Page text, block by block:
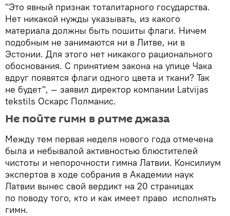
"Это явный признак тоталитарного государства.
Нет никакой нужды указывать, из какого
материала должны быть пошиты флаги. Ничем
подобным не занимаются ни в Литве, ни в
Эстонии. Для этого нет никакого рационального
обоснования. С принятием закона на улице Чака
вдруг появятся флаги одного цвета и ткани? Так
не будет", — заявил директор компании Latvijas
tekstils Оскарс Полманис.
Не пойте гимн в ритме джаза
Между тем первая неделя нового года отмечена
была и небывалой активностью блюстителей
чистоты и непорочности гимна Латвии. Консилиум
экспертов в ходе собрания в Академии наук
Латвии вынес свой вердикт на 20 страницах
по поводу того, кто и как имеет право исполнять
гимн.